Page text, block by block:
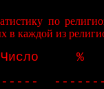
по
в каждой из
%